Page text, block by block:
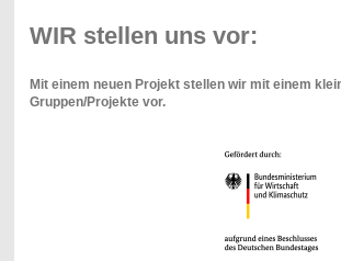
WIR stellen uns vor:
Mit einem neuen Projekt stellen wir mit einem
Gruppen/Projekte vor.